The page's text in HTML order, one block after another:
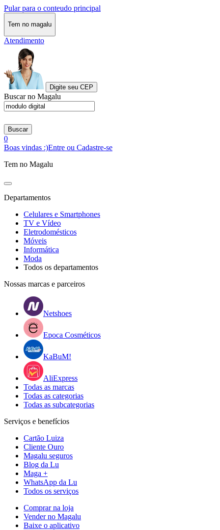
Pular para o conteudo principal
Tem no magalu
Atendimento
Digite seu CEP
Buscar no Magalu
Buscar
0
Boas vindas :)Entre ou Cadastre-se
Tem no Magalu
Departamentos
Celulares e Smartphones
TV e Vídeo
Eletrodomésticos
Móveis
Informática
Moda
Todos os departamentos
Nossas marcas e parceiros
Netshoes
Epoca Cosméticos
KaBuM!
AliExpress
Todas as marcas
Todas as categorias
Todas as subcategorias
Serviços e benefícios
Cartão Luiza
Cliente Ouro
Magalu seguros
Blog da Lu
Maga +
WhatsApp da Lu
Todos os serviços
Comprar na loja
Vender no Magalu
Baixe o aplicativo